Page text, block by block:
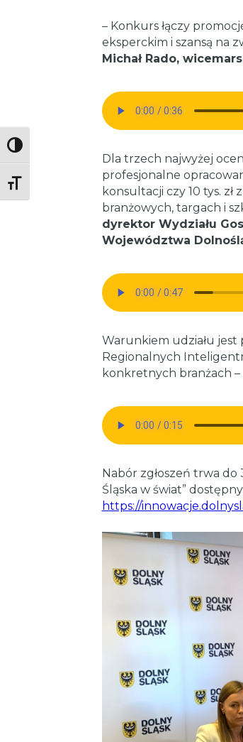
Toggle High Contrast
Toggle Font size
– Konkurs łączy
eksperckim i szansą na
Michał Rado,
Dla trzech najwyżej
profesjonalne
konsultacji czy 10 tys.
branżowych, targach i
dyrektor Wydziału
Województwa
Warunkiem udziału
Regionalnych
konkretnych branżach –
Nabór zgłoszeń trwa
Śląska w świat”
https://